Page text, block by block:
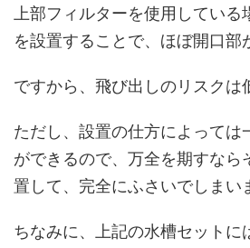
上部フィルターを使用している
を設置することで、ほぼ開口部
ですから、飛び出しのリスクは
ただし、設置の仕方によっては
ができるので、万全を期すなら
置して、完全にふさいでしまい
ちなみに、上記の水槽セットに